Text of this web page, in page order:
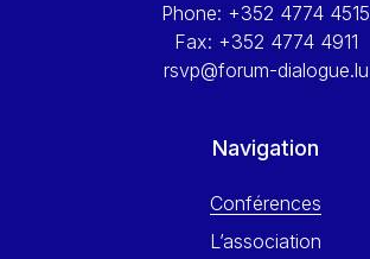
Yossi Beillin
Yves FRANCHET
Phone: +352 4774 4515
Fax: +352 4774 4911
rsvp@forum-dialogue.lu
Navigation
Conférences
L’association